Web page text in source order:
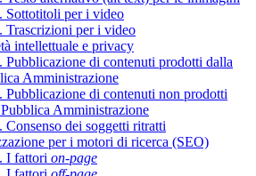
Sottotitoli per i video
Trascrizioni per i video
intellettuale e privacy
Pubblicazione di contenuti prodotti dalla
Amministrazione
Pubblicazione di contenuti non prodotti
Amministrazione
Consenso dei soggetti ritratti
per i motori di ricerca (SEO)
I fattori on-page